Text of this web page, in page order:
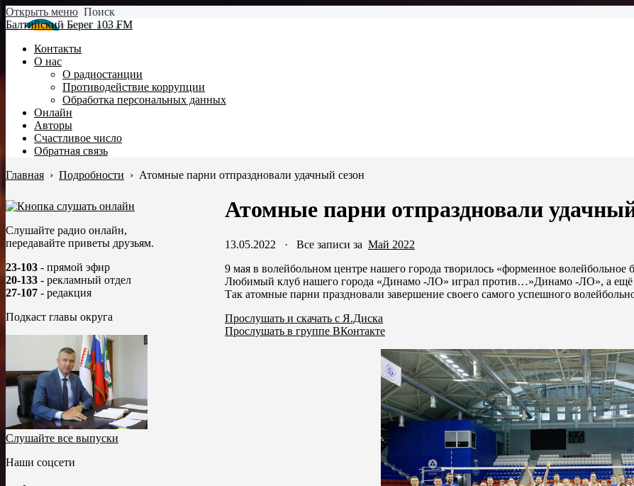
Открыть меню Поиск
Балтийский Берег 103 FM
Контакты
О нас
О радиостанции
Противодействие коррупции
Обработка персональных данных
Онлайн
Авторы
Счастливое число
Обратная связь
Главная › Подробности › Атомные парни отпраздновали удачный сезон
Атомные парни отпраздновали
13.05.2022 · Все записи за Май 2022
9 мая в волейбольном центре нашего города творилось «форменное волейбольное
Любимый клуб нашего города «Динамо -ЛО» играл против…»Динамо -ЛО», а ещё
Так атомные парни праздновали завершение своего самого успешного
Прослушать и скачать с Я.Диска
Прослушать в группе ВКонтакте
Слушайте радио онлайн,
передавайте приветы друзьям.
23-103 - прямой эфир
20-133 - рекламный отдел
27-107 - редакция
Подкаст главы округа
Слушайте все выпуски
Наши соцсети